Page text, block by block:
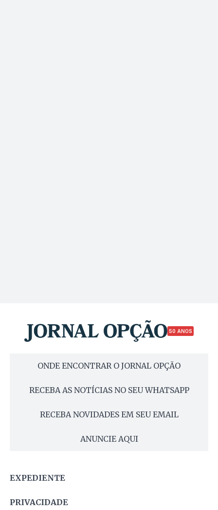
50 ANOS
ONDE ENCONTRAR O JORNAL OPÇÃO
RECEBA AS NOTÍCIAS NO SEU WHATSAPP
RECEBA NOVIDADES EM SEU EMAIL
ANUNCIE AQUI
EXPEDIENTE
PRIVACIDADE